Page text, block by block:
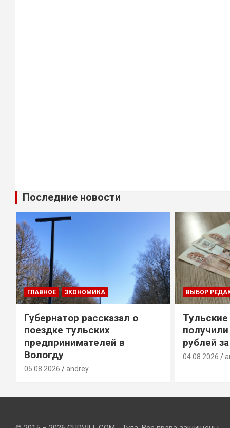
Последние новости
ГЛАВНОЕ ЭКОНОМИКА
Губернатор рассказал о
поездке тульских
предпринимателей в
Вологду
05.08.2026 andrey
ВЫБОР
рублей
04.08.2026